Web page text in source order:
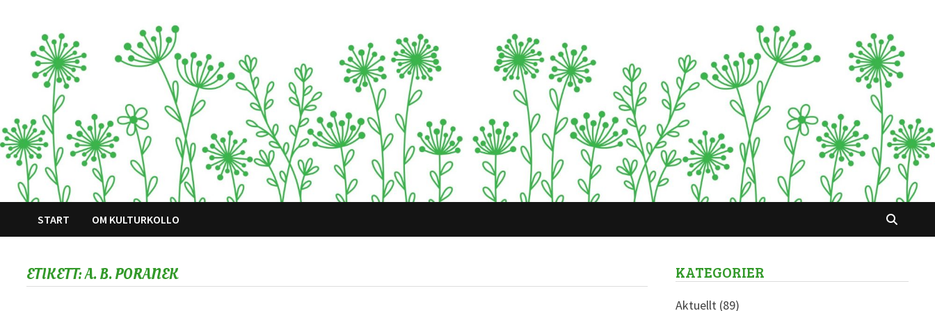
START OM KULTURKOLLO
ETIKETT:A. B. PORANEK KATEGORIER
Aktuellt(89)